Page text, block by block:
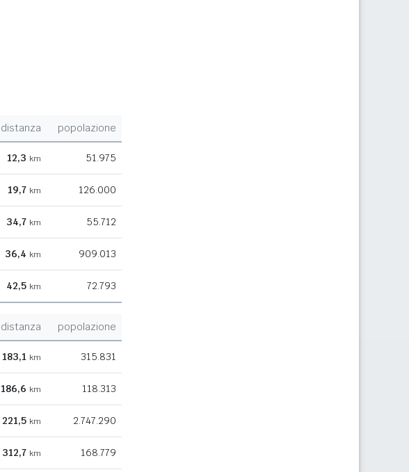
distanza popolazione
12,3 km 51.975
19,7 km 126.000
34,7 km 55.712
36,4 km 909.013
42,5 km 72.793
distanza popolazione
183,1 km 315.831
186,6 km 118.313
221,5 km 2.747.290
312,7 km 168.779